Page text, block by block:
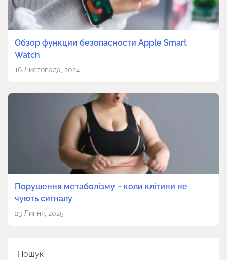
Обзор функции безопасности Apple Smart
Watch
16 Листопада, 2024
Порушення метаболізму – коли клітини не
чують сигналу
23 Липня, 2025
Пошук